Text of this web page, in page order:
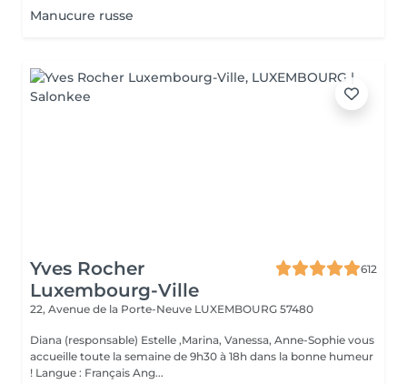
Manucure russe
Yves Rocher
Luxembourg-Ville
612
22, Avenue de la Porte-Neuve LUXEMBOURG 57480
Diana (responsable) Estelle ,Marina, Vanessa, Anne-Sophie vous
accueille toute la semaine de 9h30 à 18h dans la bonne humeur
! Langue : Français Ang...